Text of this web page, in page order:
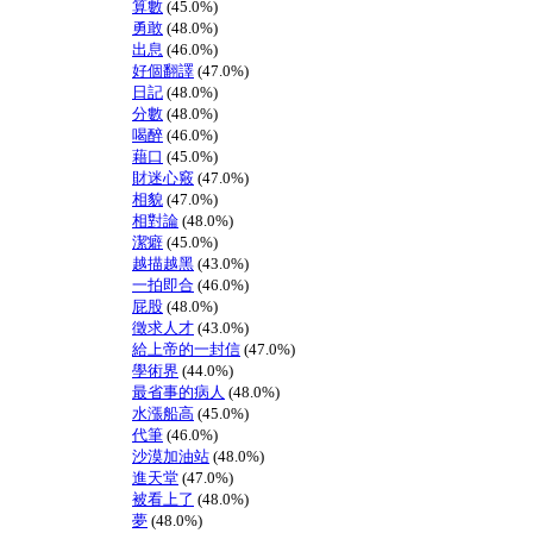
算數 (45.0%)
勇敢 (48.0%)
出息 (46.0%)
好個翻譯 (47.0%)
日記 (48.0%)
分數 (48.0%)
喝醉 (46.0%)
藉口 (45.0%)
財迷心竅 (47.0%)
相貌 (47.0%)
相對論 (48.0%)
潔癖 (45.0%)
越描越黑 (43.0%)
一拍即合 (46.0%)
屁股 (48.0%)
徵求人才 (43.0%)
給上帝的一封信 (47.0%)
學術界 (44.0%)
最省事的病人 (48.0%)
水漲船高 (45.0%)
代筆 (46.0%)
沙漠加油站 (48.0%)
進天堂 (47.0%)
被看上了 (48.0%)
夢 (48.0%)